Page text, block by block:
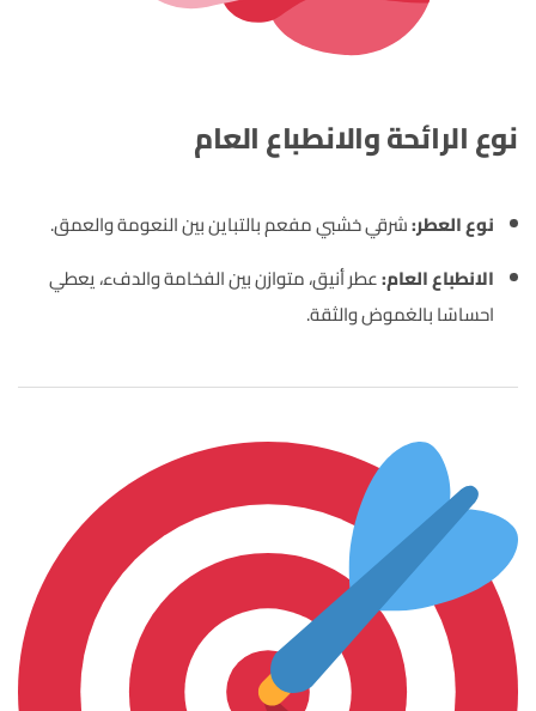
نوع الرائحة والانطباع العام
نوع العطر:شرقي خشبي مفعم بالتباين بين النعومة والعمق.
الانطباع العام:عطر أنيق، متوازن بين الفخامة والدفء، يعطي
احساسًا بالغموض والثقة.